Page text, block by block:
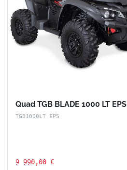
Quad TGB BLADE 1000 LT EPS
TGB1000LT EPS
9 990,00 €